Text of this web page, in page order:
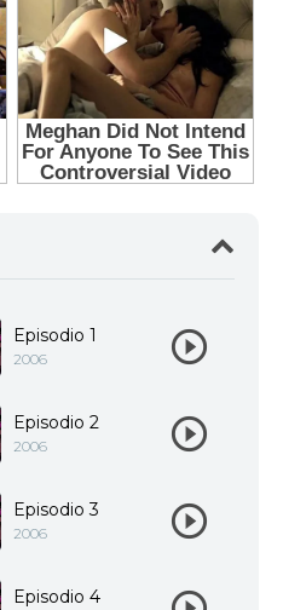
Episodio 1
2006
Episodio 2
2006
Episodio 3
2006
Episodio 4